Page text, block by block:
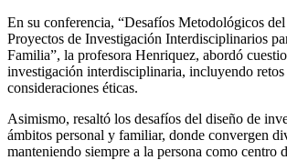
En su conferencia, “Desafíos Metodológicos
Proyectos de Investigación Interdisciplinarios
Familia”, la profesora Henriquez, abordó
investigación interdisciplinaria, incluyendo
consideraciones éticas.
Asimismo, resaltó los desafíos del diseño de
ámbitos personal y familiar, donde convergen
manteniendo siempre a la persona como centro